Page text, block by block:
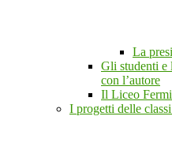
La
Gli studenti e
con l’autore
Il Liceo
I progetti delle